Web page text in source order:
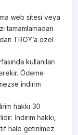
web sitesi veya
tamamlamadan
TROY’a özel
kullanılan
Ödeme
indirim
hakkı 30
İndirim hakkı,
hale getirilmez